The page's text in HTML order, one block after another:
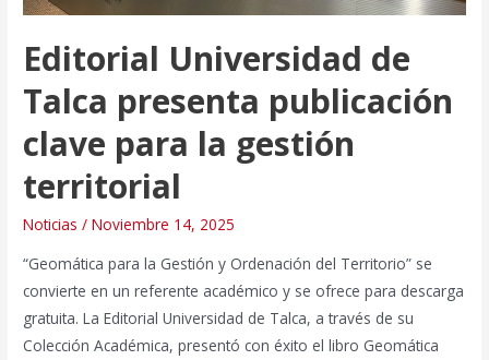
Zurita
Editorial Universidad de
Talca presenta publicación
clave para la gestión
territorial
Noticias /Noviembre 14, 2025
“Geomática para la Gestión y Ordenación del Territorio” se
convierte en un referente académico y se ofrece para descarga
gratuita. La Editorial Universidad de Talca, a través de su
Colección Académica, presentó con éxito el libro Geomática